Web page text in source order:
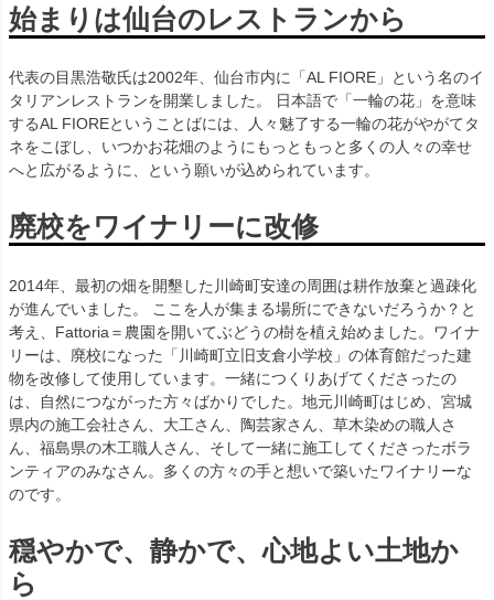
始まりは仙台のレストランから
代表の目黒浩敬氏は2002年、仙台市内に「AL FIORE」という名のイ
タリアンレストランを開業しました。 日本語で「一輪の花」を意味
するAL FIOREということばには、人々魅了する一輪の花がやがてタ
ネをこぼし、いつかお花畑のようにもっともっと多くの人々の幸せ
へと広がるように、という願いが込められています。
廃校をワイナリーに改修
2014年、最初の畑を開墾した川崎町安達の周囲は耕作放棄と過疎化
が進んでいました。 ここを人が集まる場所にできないだろうか？と
考え、Fattoria＝農園を開いてぶどうの樹を植え始めました。ワイナ
リーは、廃校になった「川崎町立旧支倉小学校」の体育館だった建
物を改修して使用しています。一緒につくりあげてくださったの
は、自然につながった方々ばかりでした。地元川崎町はじめ、宮城
県内の施工会社さん、大工さん、陶芸家さん、草木染めの職人さ
ん、福島県の木工職人さん、そして一緒に施工してくださったボラ
ンティアのみなさん。多くの方々の手と想いで築いたワイナリーな
のです。
穏やかで、静かで、心地よい土地か
ら